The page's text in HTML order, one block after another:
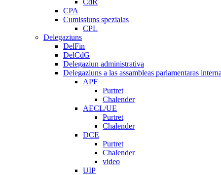
CdR
CPA
Cumissiuns spezialas
CPL
Delegaziuns
DelFin
DelCdG
Delegaziun administrativa
Delegaziuns a las assambleas parlamentaras
APF
Purtret
Chalender
AECL/UE
Purtret
Chalender
DCE
Purtret
Chalender
video
UIP